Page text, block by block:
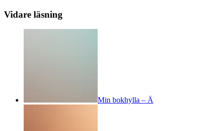
Vidare läsning
Min bokhylla – Ä